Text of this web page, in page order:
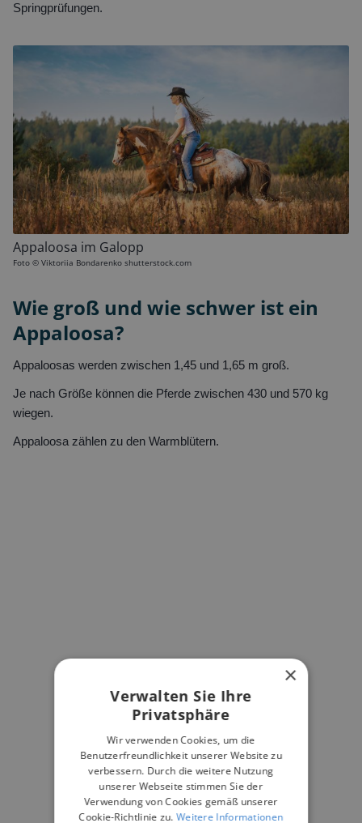
Springprüfungen.
Appaloosa im Galopp
Foto © Viktoriia Bondarenko shutterstock.com
Wie groß und wie schwer ist ein
Appaloosa?
Appaloosas werden zwischen 1,45 und 1,65 m groß.
Je nach Größe können die Pferde zwischen 430 und 570 kg
wiegen.
Appaloosa zählen zu den Warmblütern.
×
Verwalten Sie Ihre
Privatsphäre
Wir verwenden Cookies, um die
Benutzerfreundlichkeit unserer Website zu
verbessern. Durch die weitere Nutzung
unserer Webseite stimmen Sie der
Verwendung von Cookies gemäß unserer
Cookie-Richtlinie zu.Weitere Informationen